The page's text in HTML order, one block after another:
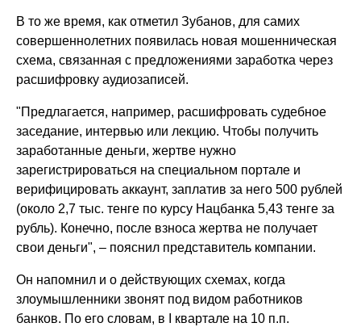
В то же время, как отметил Зубанов, для самих
совершеннолетних появилась новая мошенническая
схема, связанная с предложениями заработка через
расшифровку аудиозаписей.
"Предлагается, например, расшифровать судебное
заседание, интервью или лекцию. Чтобы получить
заработанные деньги, жертве нужно
зарегистрироваться на специальном портале и
верифицировать аккаунт, заплатив за него 500 рублей
(около 2,7 тыс. тенге по курсу Нацбанка 5,43 тенге за
рубль). Конечно, после взноса жертва не получает
свои деньги", – пояснил представитель компании.
Он напомнил и о действующих схемах, когда
злоумышленники звонят под видом работников
банков. По его словам, в I квартале на 10 п.п.